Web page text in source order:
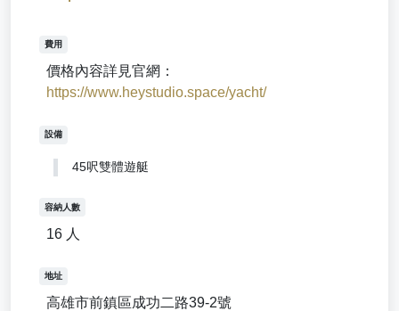
費用
價格內容詳見官網：
https://www.heystudio.space/yacht/
設備
45呎雙體遊艇
容納人數
16 人
地址
高雄市前鎮區成功二路39-2號